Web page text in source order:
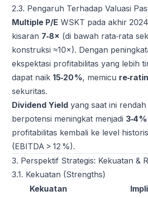
2.3. Pengaruh Terhadap Valuasi
Multiple P/E WSKT pada akhir
kisaran 7‑8× (di bawah rata‑rata
konstruksi ≈10×). Dengan
ekspektasi profitabilitas yang lebih
dapat naik 15‑20 %, memicu
sekuritas.
Dividend Yield yang saat ini rendah
berpotensi meningkat menjadi 3‑4 %
profitabilitas kembali ke level historis
(EBITDA > 12 %).
3. Perspektif Strategis: Kekuatan &
3.1. Kekuatan (Strengths)
Kekuatan